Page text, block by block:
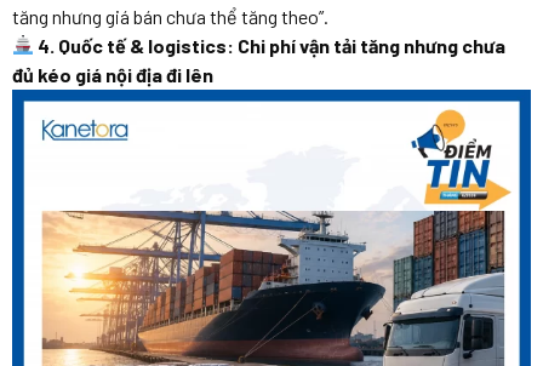
tăng nhưng giá bán chưa thể tăng theo”.
4. Quốc tế & logistics: Chi phí vận tải tăng nhưng chưa
đủ kéo giá nội địa đi lên